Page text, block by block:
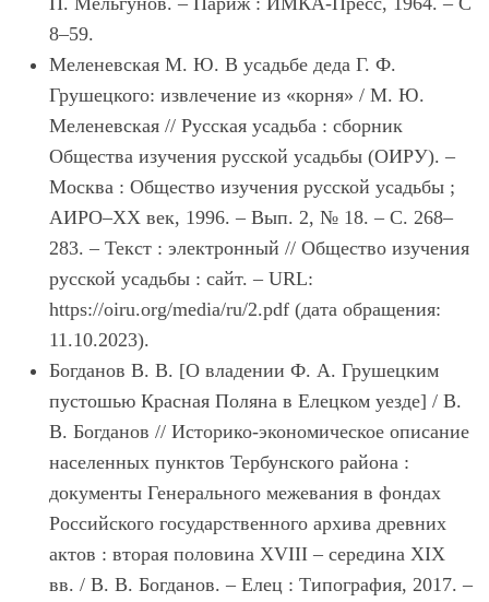
8–59.
Меленевская М. Ю. В усадьбе деда Г. Ф.
Грушецкого: извлечение из «корня» / М. Ю.
Меленевская // Русская усадьба : сборник
Общества изучения русской усадьбы (ОИРУ). –
Москва : Общество изучения русской усадьбы ;
АИРО–XX век, 1996. – Вып. 2, № 18. – С. 268–
283. – Текст : электронный // Общество изучения
русской усадьбы : сайт. – URL:
https://oiru.org/media/ru/2.pdf (дата обращения:
11.10.2023).
Богданов В. В. [О владении Ф. А. Грушецким
пустошью Красная Поляна в Елецком уезде] / В.
В. Богданов // Историко-экономическое описание
населенных пунктов Тербунского района :
документы Генерального межевания в фондах
Российского государственного архива древних
актов : вторая половина XVIII – середина XIX
вв. / В. В. Богданов. – Елец : Типография, 2017. –